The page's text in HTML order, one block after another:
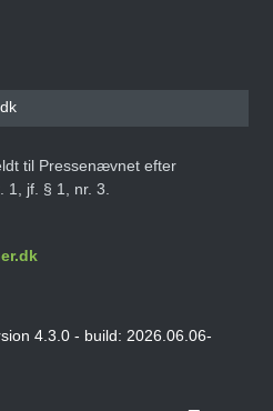
til Pressenævnet efter
1, jf. § 1, nr. 3.
4.3.0 - build: 2026.06.06-